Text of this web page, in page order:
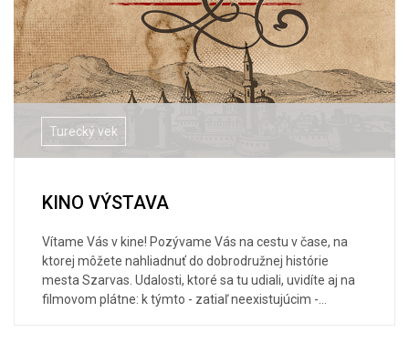
Turecký vek
KINO VÝSTAVA
Vítame Vás v kine! Pozývame Vás na cestu v čase, na
ktorej môžete nahliadnuť do dobrodružnej histórie
mesta Szarvas. Udalosti, ktoré sa tu udiali, uvidíte aj na
filmovom plátne: k týmto - zatiaľ neexistujúcim -…